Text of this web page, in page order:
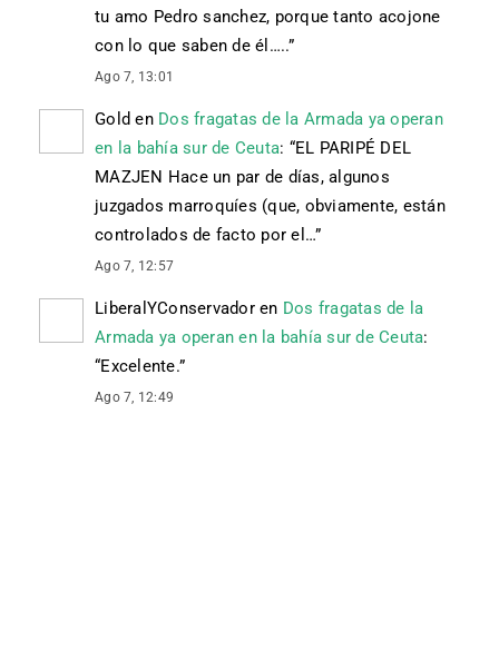
tu amo Pedro sanchez, porque tanto acojone
con lo que saben de él…..”
Ago 7, 13:01
Gold en Dos fragatas de la Armada ya operan
en la bahía sur de Ceuta: “EL PARIPÉ DEL
MAZJEN Hace un par de días, algunos
juzgados marroquíes (que, obviamente, están
controlados de facto por el…”
Ago 7, 12:57
LiberalYConservadoren Dos fragatas de la
Armada ya operan en la bahía sur de Ceuta:
“Excelente.”
Ago 7, 12:49